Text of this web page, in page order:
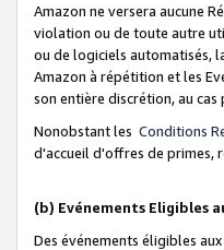
Amazon ne versera aucune
violation ou de toute autre
ou de logiciels automatisés,
Amazon à répétition et les
son entière discrétion, au
Nonobstant les Conditions
d'accueil d'offres de primes,
(b) Evénements Eligibles
Des événements éligibles